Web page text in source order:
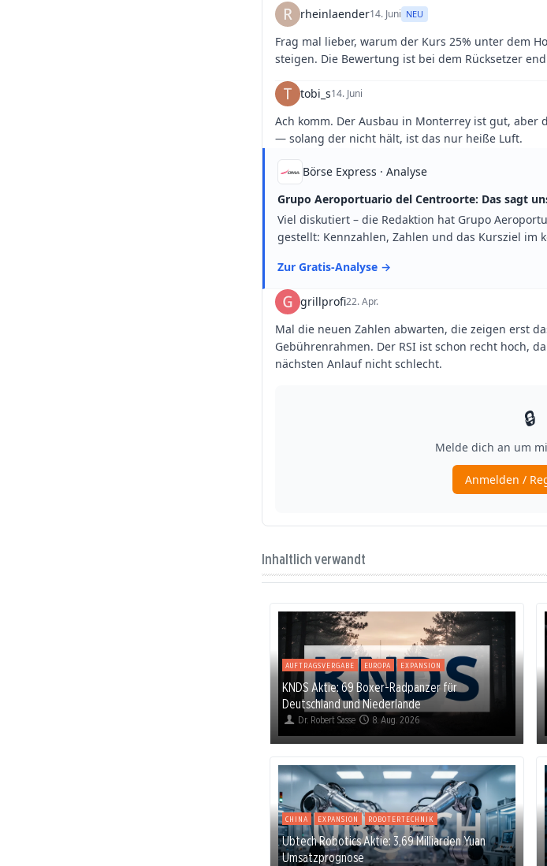
Inhaltlich verwandt
AUFTRAGSVERGABE EUROPA EXPANSION
KNDS Aktie: 69 Boxer-Radpanzer für
Deutschland und Niederlande
Dr. Robert Sasse 8. Aug. 2026
CHINA EXPANSION ROBOTERTECHNIK
Ubtech Robotics Aktie: 3,69 Milliarden Yuan
Umsatzprognose